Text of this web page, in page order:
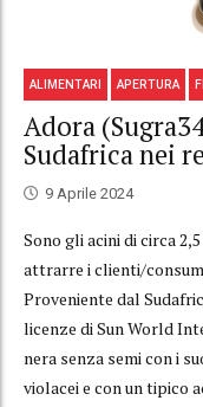
ALIMENTARI APERTURA
Adora
Sudafrica nei
9 Aprile 2024
Sono gli acini di circa
attrarre i clienti/
Proveniente dal
licenze di Sun World
nera senza semi con i
violacei e con un tipico